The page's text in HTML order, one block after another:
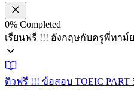
0% Completed
เรียนฟรี !!! อังกฤษกับครูพี่ทาม์ย
ติวฟรี !!! ข้อสอบ TOEIC PART